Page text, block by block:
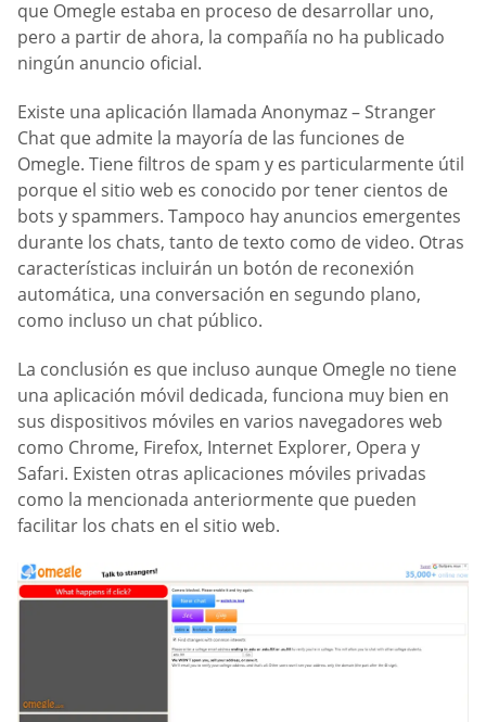
que Omegle estaba en proceso de desarrollar uno,
pero a partir de ahora, la compañía no ha publicado
ningún anuncio oficial.
Existe una aplicación llamada Anonymaz – Stranger
Chat que admite la mayoría de las funciones de
Omegle. Tiene filtros de spam y es particularmente útil
porque el sitio web es conocido por tener cientos de
bots y spammers. Tampoco hay anuncios emergentes
durante los chats, tanto de texto como de video. Otras
características incluirán un botón de reconexión
automática, una conversación en segundo plano,
como incluso un chat público.
La conclusión es que incluso aunque Omegle no tiene
una aplicación móvil dedicada, funciona muy bien en
sus dispositivos móviles en varios navegadores web
como Chrome, Firefox, Internet Explorer, Opera y
Safari. Existen otras aplicaciones móviles privadas
como la mencionada anteriormente que pueden
facilitar los chats en el sitio web.